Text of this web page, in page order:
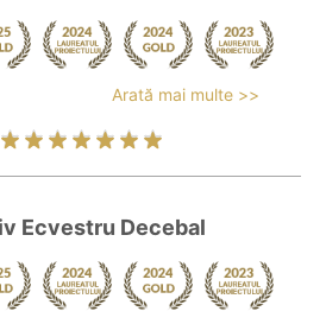
Arată mai multe >>
Ecvestru Decebal